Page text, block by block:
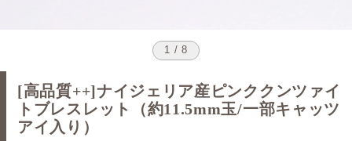
1 / 8
[高品質++]ナイジェリア産ピンククンツァイ
トブレスレット（約11.5mm玉/一部キャッツ
アイ入り）